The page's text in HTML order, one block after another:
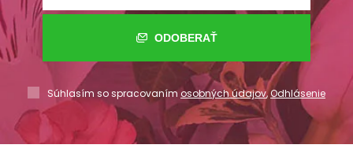
ODOBERAŤ
Súhlasím so spracovaním osobných údajov,Odhlásenie